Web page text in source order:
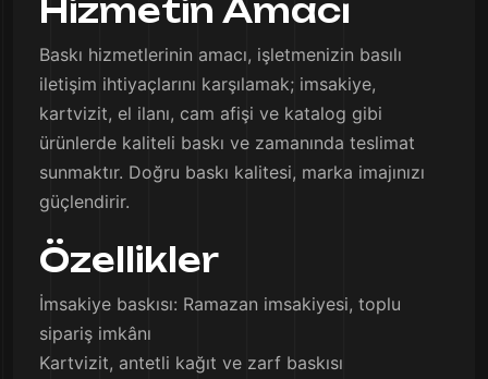
Hizmetin Amacı
Baskı hizmetlerinin amacı, işletmenizin basılı
iletişim ihtiyaçlarını karşılamak; imsakiye,
kartvizit, el ilanı, cam afişi ve katalog gibi
ürünlerde kaliteli baskı ve zamanında teslimat
sunmaktır. Doğru baskı kalitesi, marka imajınızı
güçlendirir.
Özellikler
İmsakiye baskısı: Ramazan imsakiyesi, toplu
sipariş imkânı
Kartvizit, antetli kağıt ve zarf baskısı